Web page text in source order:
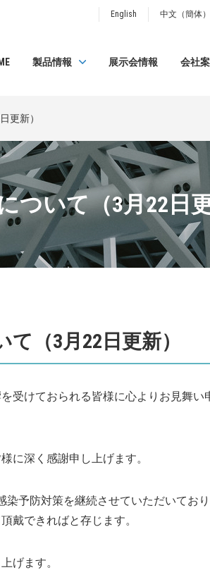
English 中文（簡体）
製品情報 展示会情報 会社
更新）
ついて（3月22日
（3月22日更新）
受けておられる皆様に心よりお見舞い
に深く感謝申し上げます。
染予防対策を継続させていただいてお
戴できればと存じます。
げます。